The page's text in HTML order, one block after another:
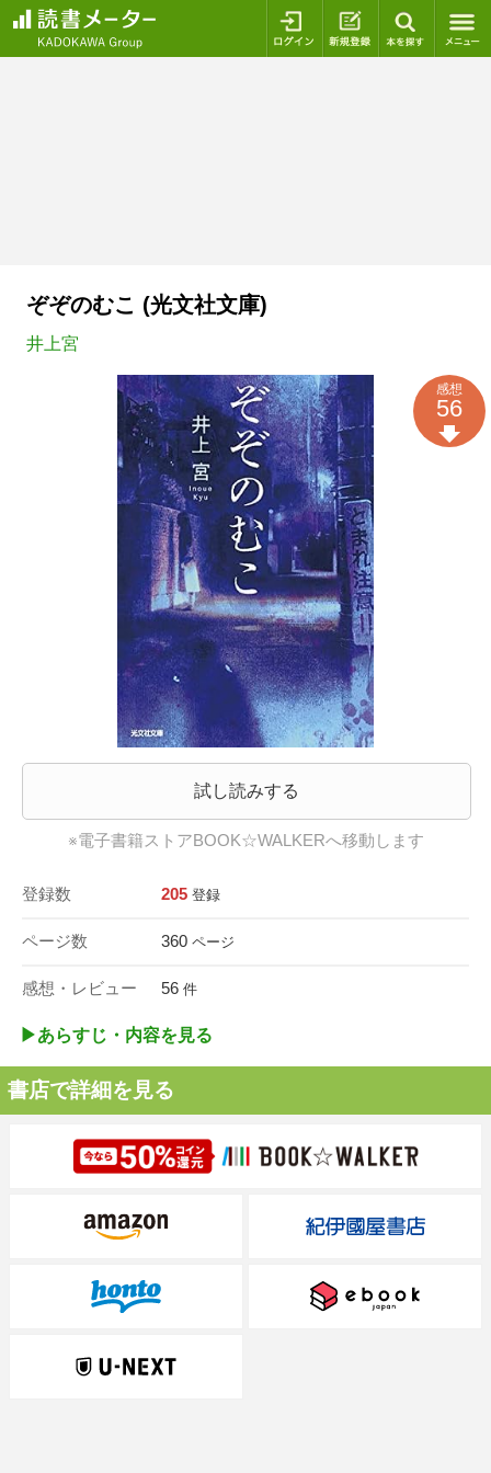
ログイン 新規登録
ぞぞのむこ (光文社文庫)
井上宮
試し読みする
※電子書籍ストアBOOK☆WALKERへ移動します
登録数 205 登録
ページ数 360 ページ
感想・レビュー 56 件
感想
56
▶︎あらすじ・内容を見る
書店で詳細を見る